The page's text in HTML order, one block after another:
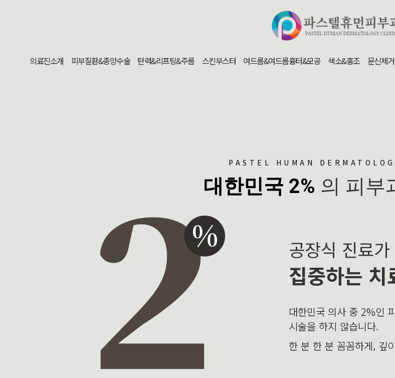
의료진소개 피부질환&종양수술 탄력&리프팅&주름 스킨부스터 여드름&여드름흉터&모공 색소&홍조 문신제거
PASTEL HUMAN
대한민국 2% 의 피부
공장식 진료
집중하는
대한민국 의사 중 2%인
시술을 하지 않습니다.
한 분 한 분 꼼꼼하게, 깊